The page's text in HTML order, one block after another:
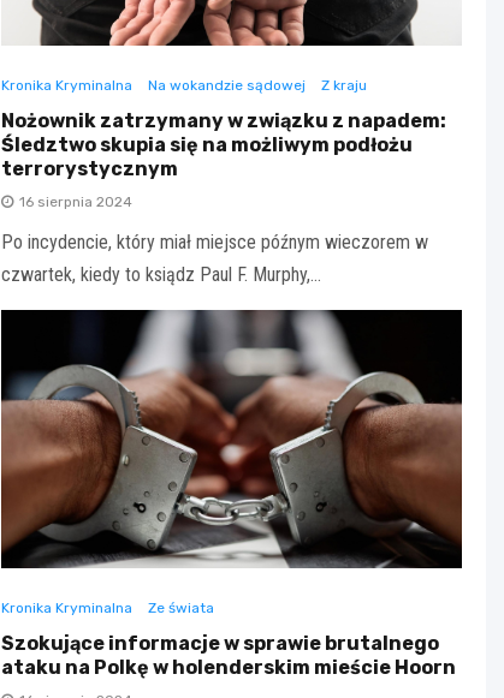
Kronika Kryminalna Na wokandzie sądowej Z kraju
Nożownik zatrzymany w związku z napadem:
Śledztwo skupia się na możliwym podłożu
terrorystycznym
16 sierpnia 2024
Po incydencie, który miał miejsce późnym wieczorem w
czwartek, kiedy to ksiądz Paul F. Murphy,…
Kronika Kryminalna Ze świata
Szokujące informacje w sprawie brutalnego
ataku na Polkę w holenderskim mieście Hoorn